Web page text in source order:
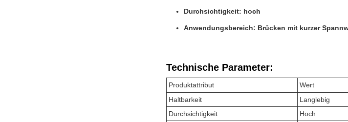
Durchsichtigkeit: hoch
Anwendungsbereich: Brücken mit kurzer
Technische Parameter:
Produktattribut
Wert
Haltbarkeit
Langlebig
Durchsichtigkeit
Hoch